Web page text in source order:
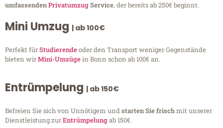
umfassendenPrivatumzugService, der bereits ab 250€ beginnt.
Mini Umzug | ab 100€
Perfekt fürStudierendeoder den Transport weniger Gegenstände
bieten wirMini-Umzügein Bonn schon ab 100€ an.
Entrümpelung | ab 150€
Befreien Sie sich von Unnötigem undstarten Sie frischmit unserer
Dienstleistung zurEntrümpelungab 150€.